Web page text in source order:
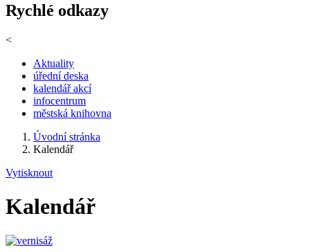
Rychlé odkazy
<
Aktuality
úřední deska
kalendář akcí
infocentrum
městská knihovna
Úvodní stránka
Kalendář
Vytisknout
Kalendář